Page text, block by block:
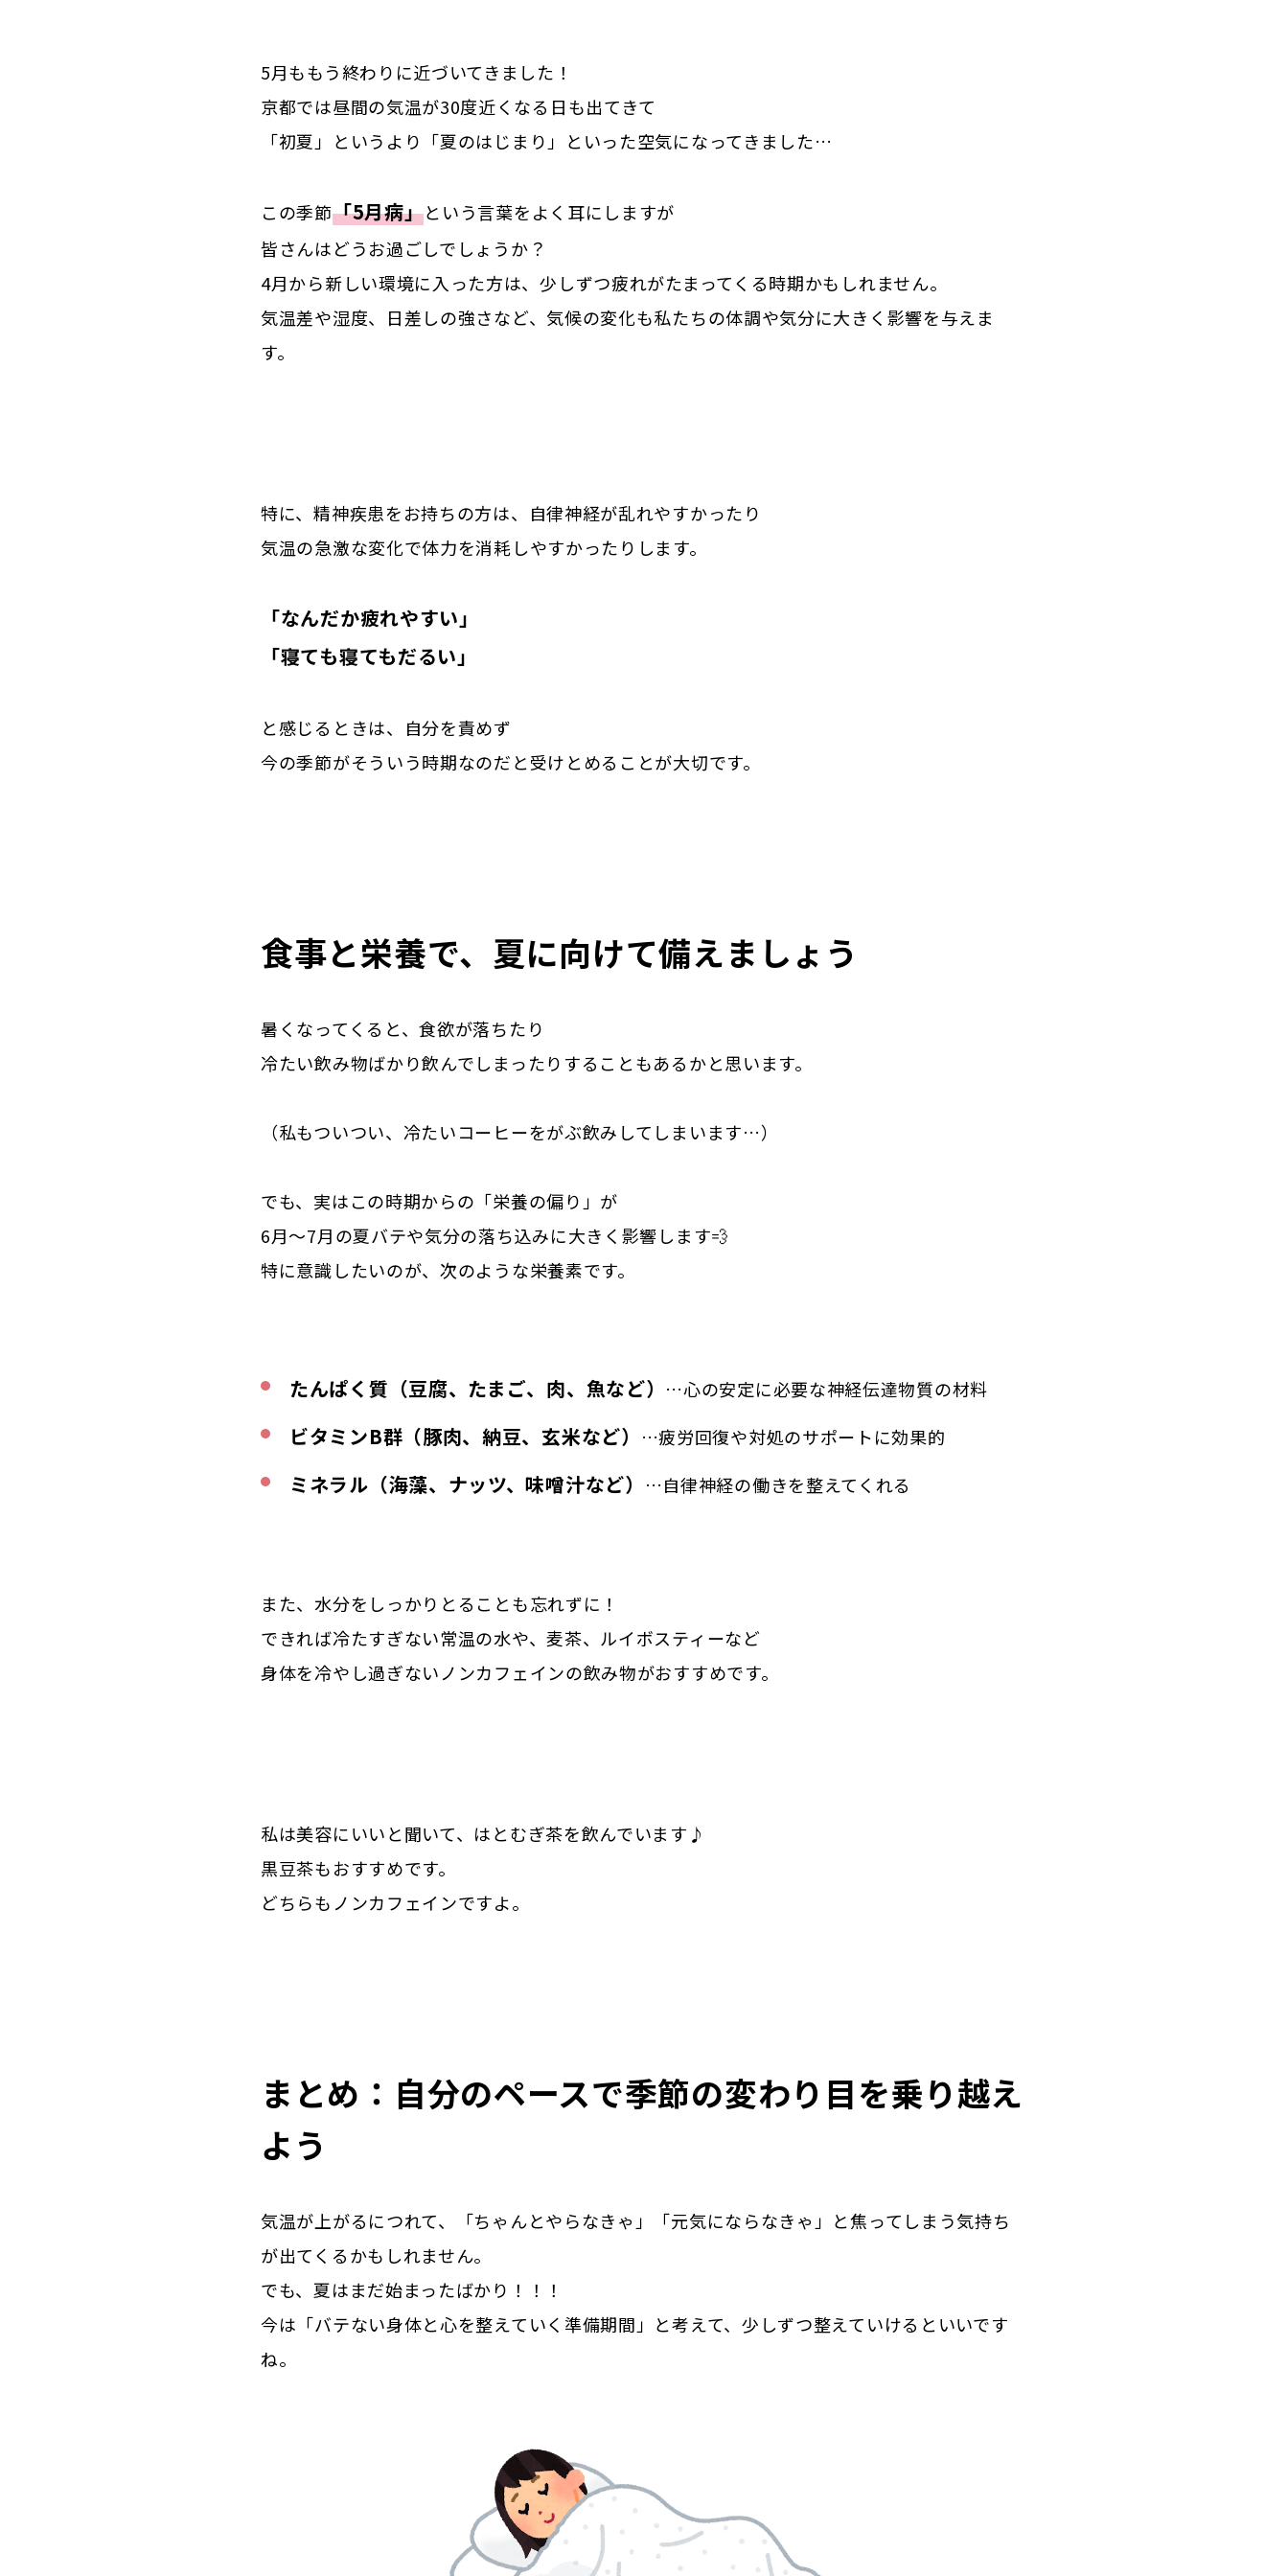
5月ももう終わりに近づいてきました！
京都では昼間の気温が30度近くなる日も出てきて
「初夏」というより「夏のはじまり」といった空気になってきました…
この季節「5月病」という言葉をよく耳にしますが
皆さんはどうお過ごしでしょうか？
4月から新しい環境に入った方は、少しずつ疲れがたまってくる時期かもしれません。
気温差や湿度、日差しの強さなど、気候の変化も私たちの体調や気分に大きく影響を与えま
す。
特に、精神疾患をお持ちの方は、自律神経が乱れやすかったり
気温の急激な変化で体力を消耗しやすかったりします。
「なんだか疲れやすい」
「寝ても寝てもだるい」
と感じるときは、自分を責めず
今の季節がそういう時期なのだと受けとめることが大切です。
食事と栄養で、夏に向けて備えましょう
暑くなってくると、食欲が落ちたり
冷たい飲み物ばかり飲んでしまったりすることもあるかと思います。
（私もついつい、冷たいコーヒーをがぶ飲みしてしまいます…）
でも、実はこの時期からの「栄養の偏り」が
6月～7月の夏バテや気分の落ち込みに大きく影響します💨
特に意識したいのが、次のような栄養素です。
たんぱく質（豆腐、たまご、肉、魚など） …心の安定に必要な神経伝達物質の材料
ビタミンB群（豚肉、納豆、玄米など） …疲労回復や対処のサポートに効果的
ミネラル（海藻、ナッツ、味噌汁など） …自律神経の働きを整えてくれる
また、水分をしっかりとることも忘れずに！
できれば冷たすぎない常温の水や、麦茶、ルイボスティーなど
身体を冷やし過ぎないノンカフェインの飲み物がおすすめです。
私は美容にいいと聞いて、はとむぎ茶を飲んでいます♪
黒豆茶もおすすめです。
どちらもノンカフェインですよ。
まとめ：自分のペースで季節の変わり目を乗り越え
よう
気温が上がるにつれて、「ちゃんとやらなきゃ」「元気にならなきゃ」と焦ってしまう気持ち
が出てくるかもしれません。
でも、夏はまだ始まったばかり！！！
今は「バテない身体と心を整えていく準備期間」と考えて、少しずつ整えていけるといいです
ね。